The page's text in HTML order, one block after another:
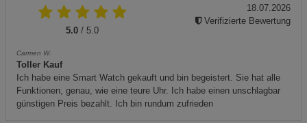
entsorgt werden.
entsprechenden Sammelstelle.
Beachten Sie lokale Vorschriften zur Entsorgung von
Keramikprodukten.
5.0 / 5.0
Carmen W.
Toller Kauf
Ich habe eine Smart Watch gekauft und bin begeistert. Sie hat alle
Funktionen, genau, wie eine teure Uhr. Ich habe einen unschlagbar
günstigen Preis bezahlt. Ich bin rundum zufrieden
18.07.2026
Verifizierte Bewertung
Marketing Cookies (3)
Beschreibung Marketing Cookies
Cookie-Informationen anzeigen